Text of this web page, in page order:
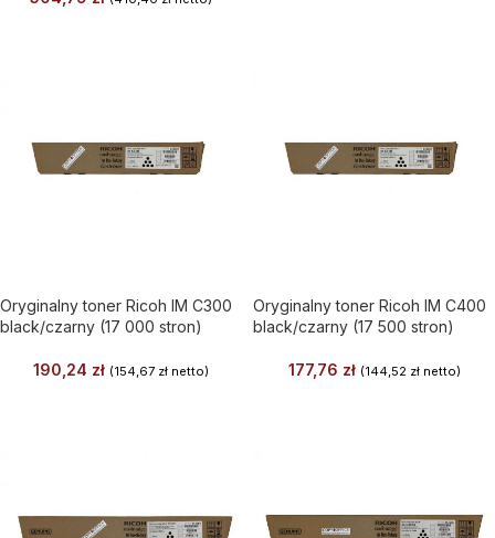
Oryginalny toner Ricoh IM C300
black/czarny (17 000 stron)
190,24 zł (154,67 zł netto)
Oryginalny toner Ricoh IM C400
black/czarny (17 500 stron)
177,76 zł (144,52 złnetto)